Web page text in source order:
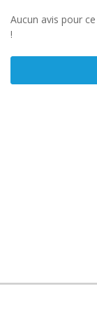
Aucun avis pour
!